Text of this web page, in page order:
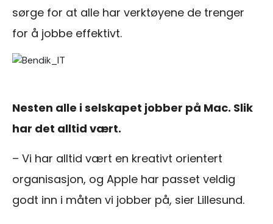
sørge for at alle har verktøyene de trenger
for å jobbe effektivt.
Nesten alle i selskapet jobber på Mac. Slik
har det alltid vært.
– Vi har alltid vært en kreativt orientert
organisasjon, og Apple har passet veldig
godt inn i måten vi jobber på, sier Lillesund.